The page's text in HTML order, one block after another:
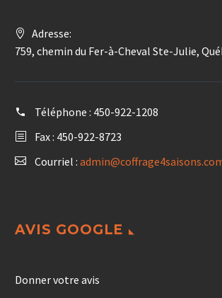
Adresse:
759, chemin du Fer-à-Cheval Ste-Julie,
Téléphone : 450-922-1208
Fax : 450-922-8723
Courriel :
AVIS GOOGLE
Donner votre avis